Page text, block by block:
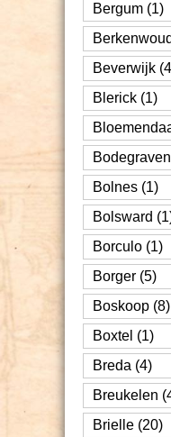
Bergum (1)
Beverwijk
Blerick (1)
Bolnes (1)
Bolsward
Borculo (1)
Borger (5)
Boskoop (8)
Boxtel (1)
Breda (4)
Breukelen
Brielle (20)